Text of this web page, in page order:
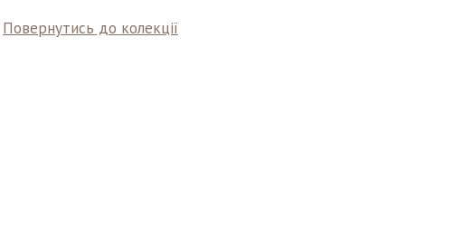
Повернутись до колекції